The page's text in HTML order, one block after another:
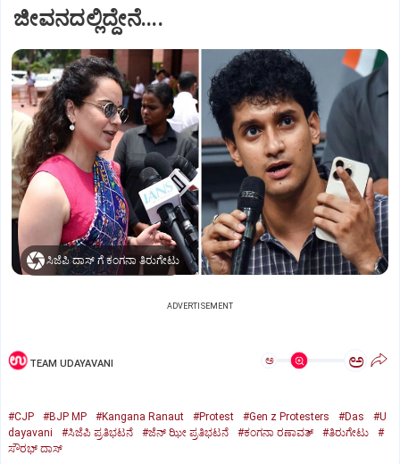
ಜೀವನದಲ್ಲಿದ್ದೇನೆ....
ಸಿಜೆಪಿ ದಾಸ್‌ ಗೆ ಕಂಗನಾ ತಿರುಗೇಟು
ADVERTISEMENT
TEAM UDAYAVANI ಅ ಅ
#CJP #BJP MP #Kangana Ranaut #Protest #Gen z Protesters #Das
#U
dayavani
#ಸಿಜೆಪಿ ಪ್ರತಿಭಟನೆ #ಜೆನ್‌ ಝೀ ಪ್ರತಿಭಟನೆ #ಕಂಗನಾ ರಣಾವತ್‌ #ತಿರುಗೇಟು
#
ಸೌರಭ್‌ ದಾಸ್